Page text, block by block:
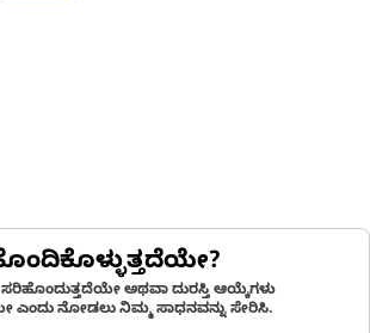
ಅಥವಾ ದುರಸ್ತಿ ಆಯ್ಕೆಗಳು
ಎಂದು ನೋಡಲು ನಿಮ್ಮ ಸಾಧನವನ್ನು ಸೇರಿಸಿ.